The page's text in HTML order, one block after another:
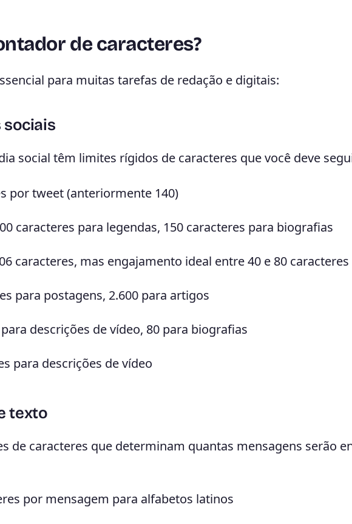
de caracteres?
para muitas tarefas de redação e digitais:
sociais
social têm limites rígidos de caracteres que você deve
por tweet (anteriormente 140)
caracteres para legendas, 150 caracteres para biografias
caracteres, mas engajamento ideal entre 40 e 80 caracteres
para postagens, 2.600 para artigos
descrições de vídeo, 80 para biografias
para descrições de vídeo
texto
de caracteres que determinam quantas mensagens serão
por mensagem para alfabetos latinos